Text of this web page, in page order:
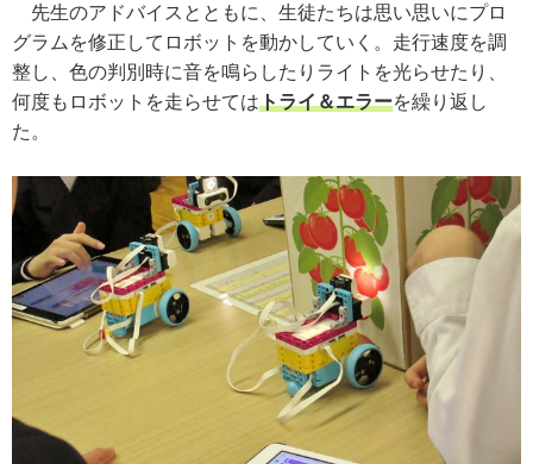
先生のアドバイスとともに、生徒たちは思い思いにプロ
グラムを修正してロボットを動かしていく。走行速度を調
整し、色の判別時に音を鳴らしたりライトを光らせたり、
何度もロボットを走らせてはトライ＆エラーを繰り返し
た。